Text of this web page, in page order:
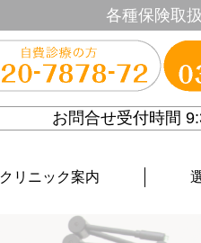
各種保険取
お問合せ受付時間
クリニック案内